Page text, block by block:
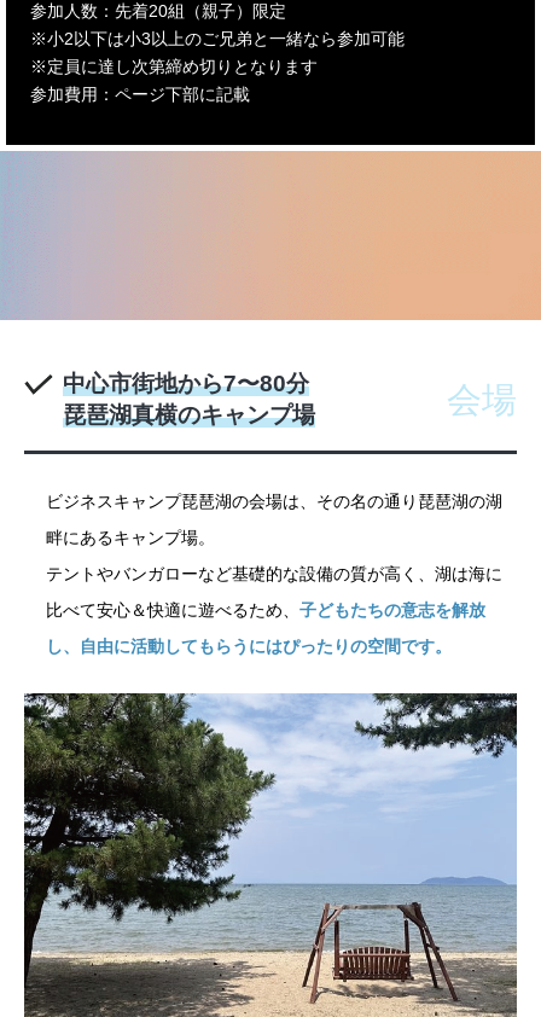
参加人数：先着20組（親子）限定
※小2以下は小3以上のご兄弟と一緒なら参加可能
※定員に達し次第締め切りとなります
参加費用：ページ下部に記載
中心市街地から7〜80分
琵琶湖真横のキャンプ場
会場
ビジネスキャンプ琵琶湖の会場は、その名の通り琵琶湖の湖
畔にあるキャンプ場。
テントやバンガローなど基礎的な設備の質が高く、湖は海に
比べて安心＆快適に遊べるため、子どもたちの意志を解放
し、自由に活動してもらうにはぴったりの空間です。